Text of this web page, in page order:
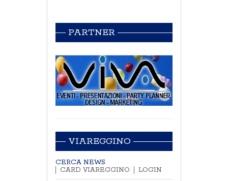
PARTNER
VIAREGGINO
CERCA NEWS
CARD VIAREGGINO
LOGIN